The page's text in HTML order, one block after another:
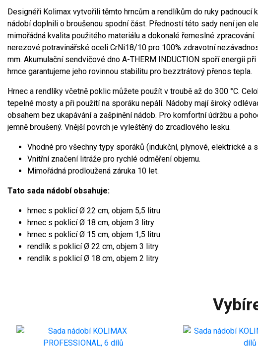
Designéři Kolimax vytvořili těmto hrncům a rendlíkům do ruky padnoucí
nádobí doplnili o broušenou spodní část. Předností této sady není jen
mimořádná kvalita použitého materiálu a dokonalé řemeslné
nerezové potravinářské oceli CrNi18/10 pro 100% zdravotní
mm. Akumulační sendvičové dno A-THERM INDUCTION spoří energii
hrnce garantujeme jeho rovinnou stabilitu pro bezztrátový přenos tepla.
Hrnec a rendlíky včetně poklic můžete použít v troubě až do 300 °C.
tepelné mosty a při použití na sporáku nepálí. Nádoby mají široký
obsahem bez ukapávání a zašpinění nádob. Pro komfortní údržbu a
jemně broušený. Vnější povrch je vyleštěný do zrcadlového lesku.
Vhodné pro všechny typy sporáků (indukční, plynové, elektrické a
Vnitřní značení litráže pro rychlé odměření objemu.
Mimořádná prodloužená záruka 10 let.
Tato sada nádobí obsahuje:
hrnec s poklicí Ø 22 cm, objem 5,5 litru
hrnec s poklicí Ø 18 cm, objem 3 litry
hrnec s poklicí Ø 15 cm, objem 1,5 litru
rendlík s poklicí Ø 22 cm, objem 3 litry
rendlík s poklicí Ø 18 cm, objem 2 litry